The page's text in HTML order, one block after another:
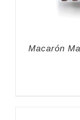
Macarón